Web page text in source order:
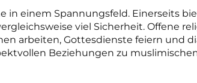
in einem Spannungsfeld. Einerseits
viel Sicherheit. Offene
arbeiten, Gottesdienste feiern und
Beziehungen zu